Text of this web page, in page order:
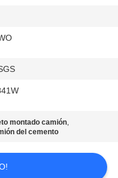
montado camión,
del cemento